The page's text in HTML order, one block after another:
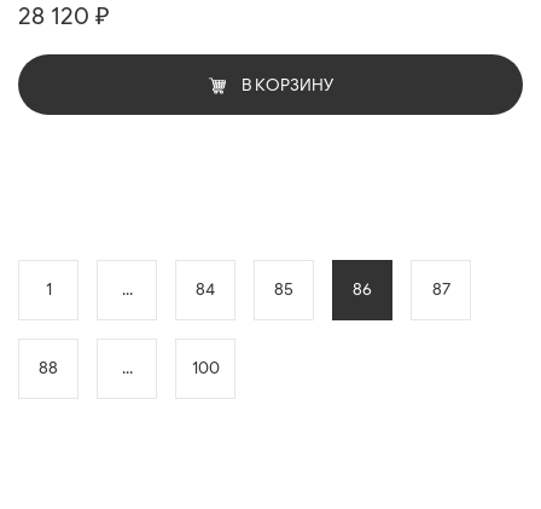
28 120 ₽
В КОРЗИНУ
1 ... 84 85 86 87
88 ... 100